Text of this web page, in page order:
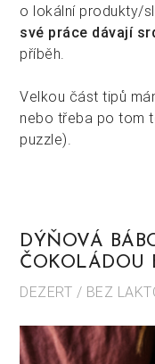
o lokální produkty/
své práce dávají
příběh.
Velkou část tipů
nebo třeba po tom
puzzle).
DÝŇOVÁ
ČOKOLÁDOU
DEZERT / BEZ